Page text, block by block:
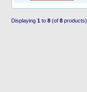
Displaying 1 to 8 (of 8 products)